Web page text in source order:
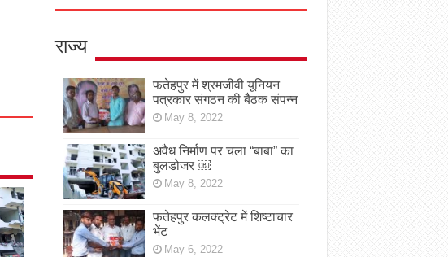
राज्य
फतेहपुर में श्रमजीवी यूनियन
पत्रकार संगठन की बैठक संपन्न
May 8, 2022
अवैध निर्माण पर चला “बाबा” का
बुलडोजर ￼
May 8, 2022
फतेहपुर कलक्ट्रेट में शिष्टाचार
भेंट
May 6, 2022